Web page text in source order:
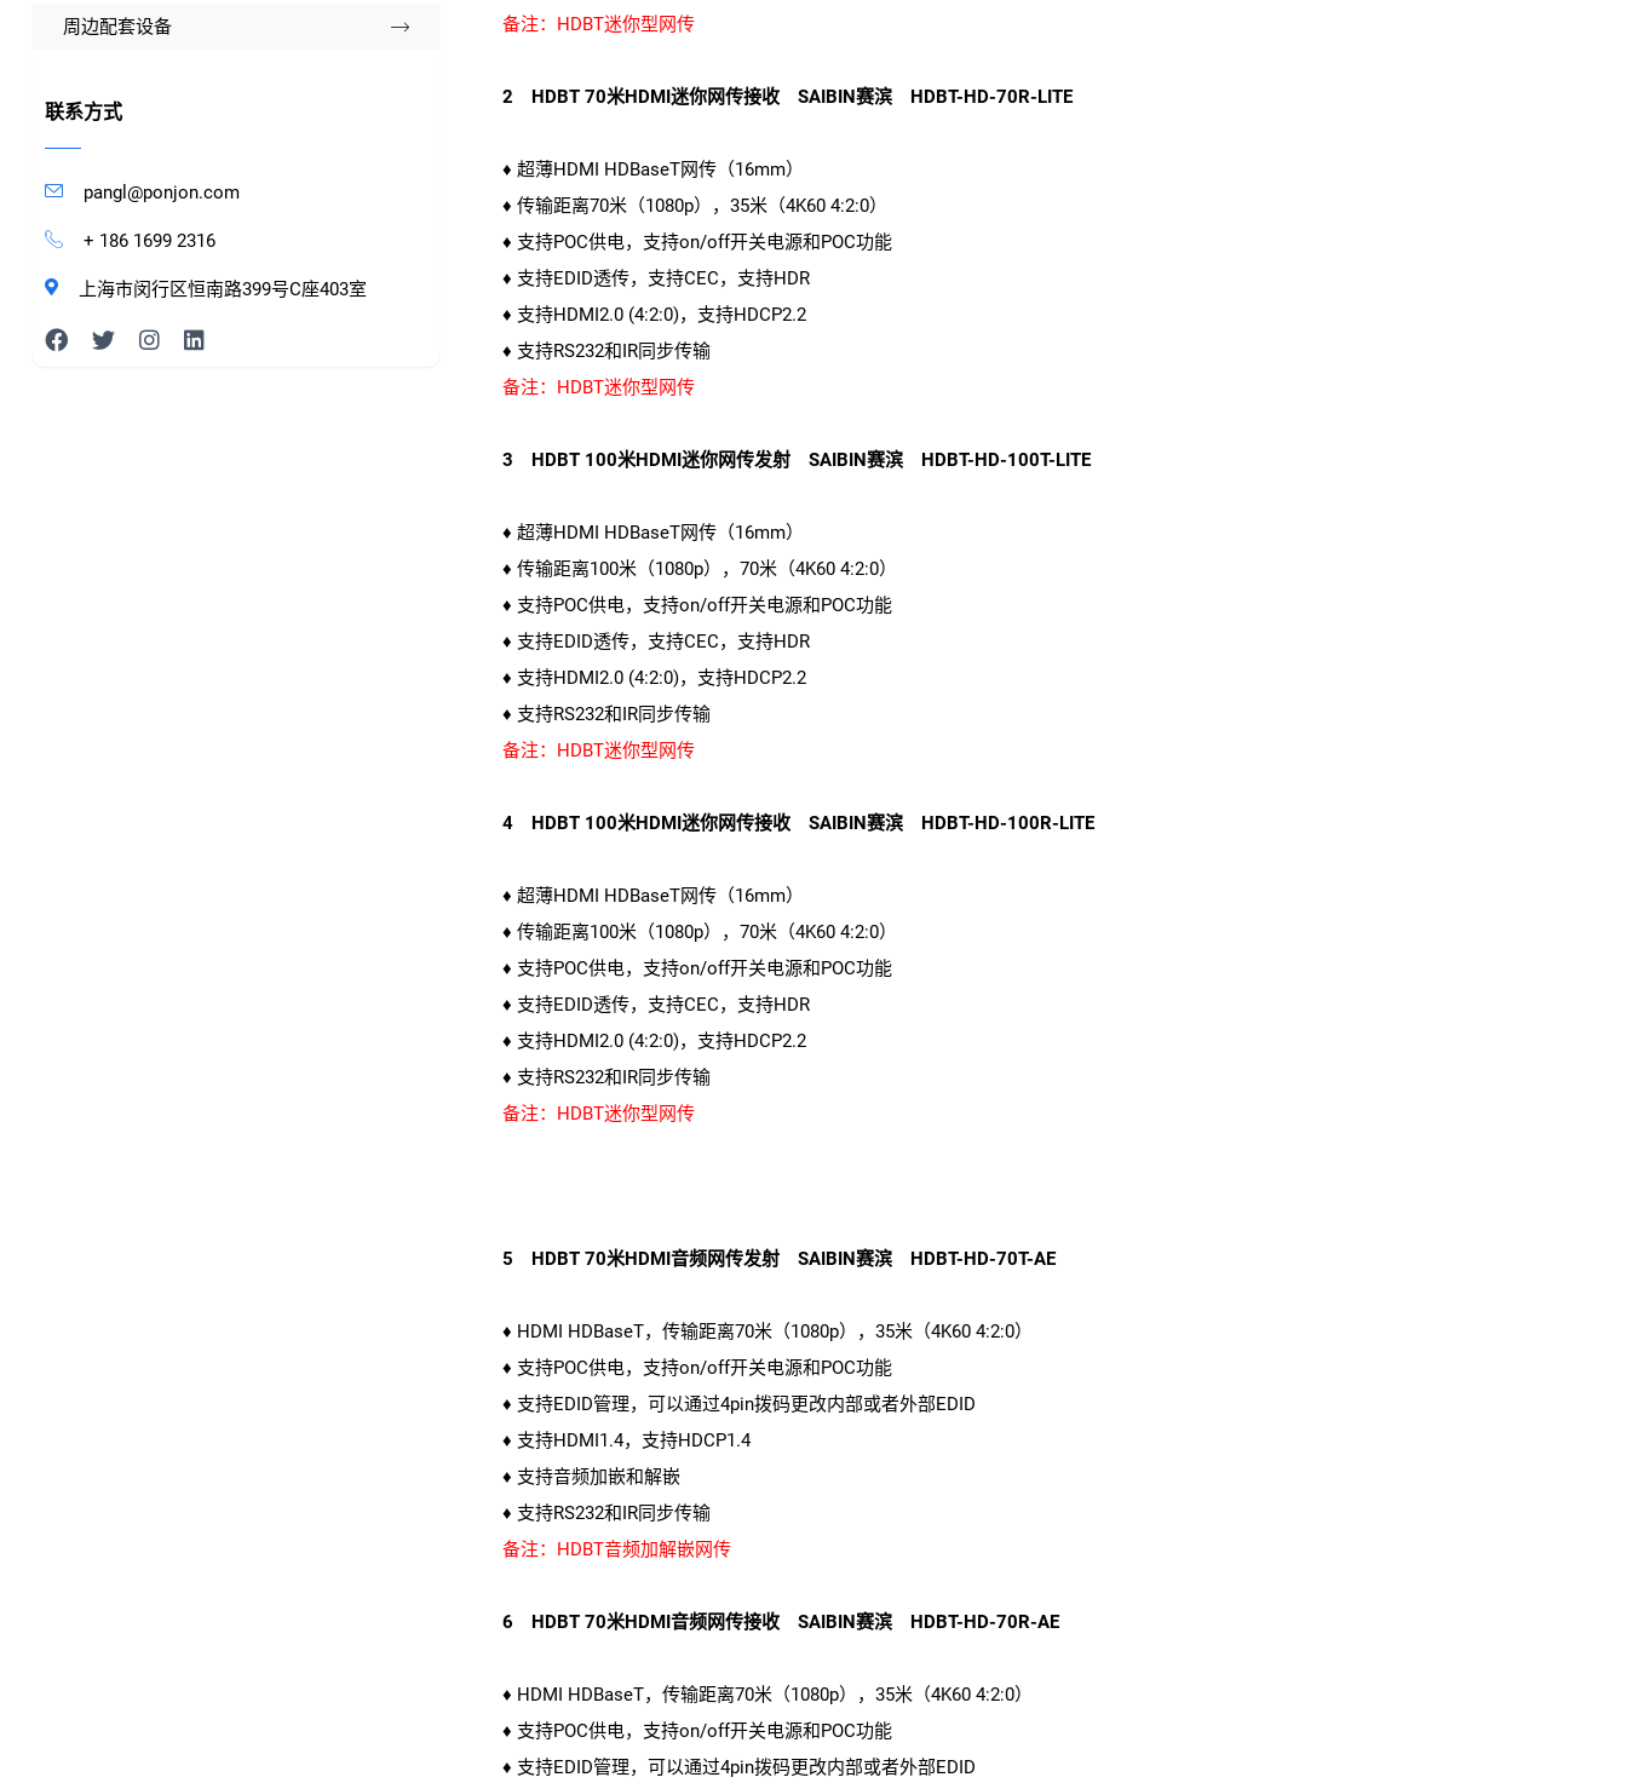
周边配套设备
联系方式
pangl@ponjon.com
+ 186 1699 2316
上海市闵行区恒南路399号C座403室
备注：HDBT迷你型网传
2 HDBT 70米HDMI迷你网传接收 SAIBIN赛滨 HDBT-HD-70R-LITE
♦ 超薄HDMI HDBaseT网传（16mm）
♦ 传输距离70米（1080p），35米（4K60 4:2:0）
♦ 支持POC供电，支持on/off开关电源和POC功能
♦ 支持EDID透传，支持CEC，支持HDR
♦ 支持HDMI2.0 (4:2:0)，支持HDCP2.2
♦ 支持RS232和IR同步传输
备注：HDBT迷你型网传
3 HDBT 100米HDMI迷你网传发射 SAIBIN赛滨 HDBT-HD-100T-LITE
♦ 超薄HDMI HDBaseT网传（16mm）
♦ 传输距离100米（1080p），70米（4K60 4:2:0）
♦ 支持POC供电，支持on/off开关电源和POC功能
♦ 支持EDID透传，支持CEC，支持HDR
♦ 支持HDMI2.0 (4:2:0)，支持HDCP2.2
♦ 支持RS232和IR同步传输
备注：HDBT迷你型网传
4 HDBT 100米HDMI迷你网传接收 SAIBIN赛滨 HDBT-HD-100R-LITE
♦ 超薄HDMI HDBaseT网传（16mm）
♦ 传输距离100米（1080p），70米（4K60 4:2:0）
♦ 支持POC供电，支持on/off开关电源和POC功能
♦ 支持EDID透传，支持CEC，支持HDR
♦ 支持HDMI2.0 (4:2:0)，支持HDCP2.2
♦ 支持RS232和IR同步传输
备注：HDBT迷你型网传
5 HDBT 70米HDMI音频网传发射 SAIBIN赛滨 HDBT-HD-70T-AE
♦ HDMI HDBaseT，传输距离70米（1080p），35米（4K60 4:2:0）
♦ 支持POC供电，支持on/off开关电源和POC功能
♦ 支持EDID管理，可以通过4pin拨码更改内部或者外部EDID
♦ 支持HDMI1.4，支持HDCP1.4
♦ 支持音频加嵌和解嵌
♦ 支持RS232和IR同步传输
备注：HDBT音频加解嵌网传
6 HDBT 70米HDMI音频网传接收 SAIBIN赛滨 HDBT-HD-70R-AE
♦ HDMI HDBaseT，传输距离70米（1080p），35米（4K60 4:2:0）
♦ 支持POC供电，支持on/off开关电源和POC功能
♦ 支持EDID管理，可以通过4pin拨码更改内部或者外部EDID